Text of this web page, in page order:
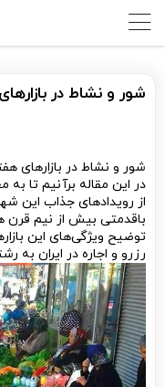
شور و نشاط در
شور و نشاط در بازارهای
در این مقاله برآنیم تا به
از رویدادهای جذاب این شهر
باقدمتی بیش از نیم قرن
توضیح ویژگی‌های این
رزرو و اجاره در ایران به